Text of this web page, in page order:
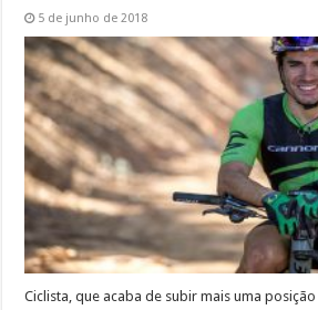
5 de junho de 2018
Ciclista, que acaba de subir mais uma